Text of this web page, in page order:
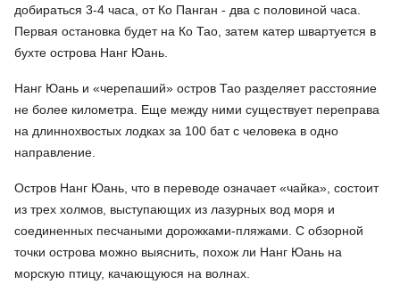
добираться 3-4 часа, от Ко Панган - два с половиной часа.
Первая остановка будет на Ко Тао, затем катер швартуется в
бухте острова Нанг Юань.
Нанг Юань и «черепаший» остров Тао разделяет расстояние
не более километра. Еще между ними существует переправа
на длиннохвостых лодках за 100 бат с человека в одно
направление.
Остров Нанг Юань, что в переводе означает «чайка», состоит
из трех холмов, выступающих из лазурных вод моря и
соединенных песчаными дорожками-пляжами. С обзорной
точки острова можно выяснить, похож ли Нанг Юань на
морскую птицу, качающуюся на волнах.